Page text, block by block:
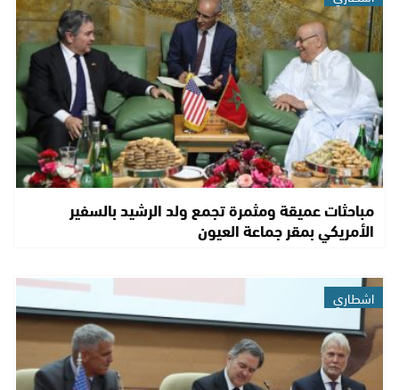
مباحثات عميقة ومثمرة تجمع ولد الرشيد بالسفير
الأمريكي بمقر جماعة العيون
اشطاري